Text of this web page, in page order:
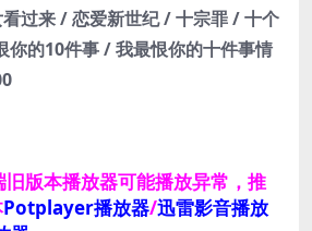
过来 / 恋爱新世纪 / 十宗罪 / 十个
你的10件事 / 我最恨你的十件事情
旧版本播放器可能播放异常，推
Potplayer播放器/迅雷影音播放